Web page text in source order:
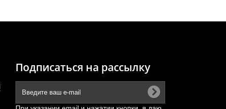
Подписаться на рассылку